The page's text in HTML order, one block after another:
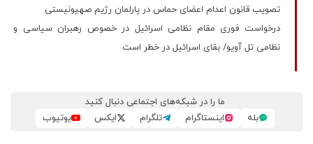
تصویب قانون اعدام اعضای حماس در پارلمان رژیم صهیونیستی
درخواست فوری مقام نظامی اسرائیل در خصوص رهبران سیاسی و
نظامی تل آویو/ بقای اسرائیل در خطر است
ما را در شبکه‌های اجتماعی دنبال کنید
بله
اینستاگرام تلگرام ایکس یوتیوب